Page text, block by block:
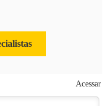
Acessar